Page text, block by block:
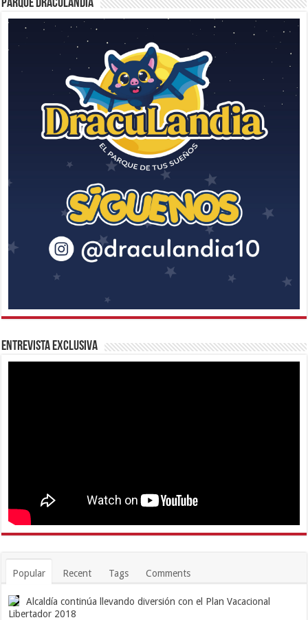
Parque Draculandia
Entrevista Exclusiva
Popular Recent Tags Comments
Alcaldía continúa llevando diversión con el Plan Vacacional
Libertador 2018